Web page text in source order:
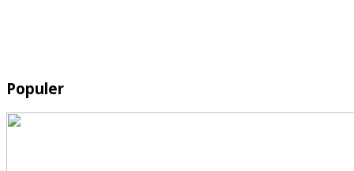
Populer